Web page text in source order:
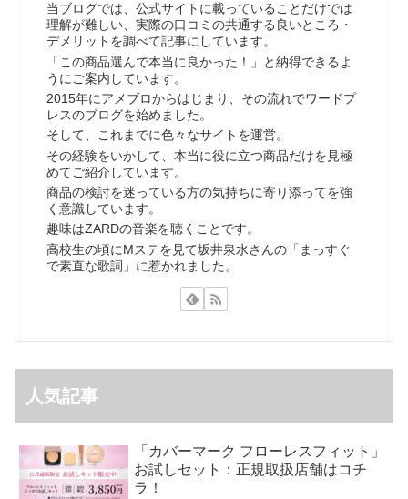
当ブログでは、公式サイトに載っていることだけでは
理解が難しい、実際の口コミの共通する良いところ・
デメリットを調べて記事にしています。
「この商品選んで本当に良かった！」と納得できるよ
うにご案内しています。
2015年にアメブロからはじまり、その流れでワードプ
レスのブログを始めました。
そして、これまでに色々なサイトを運営。
その経験をいかして、本当に役に立つ商品だけを見極
めてご紹介しています。
商品の検討を迷っている方の気持ちに寄り添ってを強
く意識しています。
趣味はZARDの音楽を聴くことです。
高校生の頃にMステを見て坂井泉水さんの「まっすぐ
で素直な歌詞」に惹かれました。
人気記事
「カバーマーク フローレスフィット」
お試しセット：正規取扱店舗はコチ
ラ！